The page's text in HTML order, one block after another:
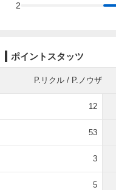
2
ポイントスタッツ
P.リクル / P.ノウザ
12
53
3
5